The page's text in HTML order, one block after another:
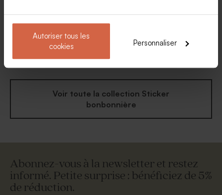
Autoriser tous les
cookies
Personnaliser
Sticker autocollant grande
Voir toute la collection Sticker
bonbonnière
Abonnez-vous à la newsletter et restez
informé. Petite surprise : bénéficiez de 5%
de réduction.